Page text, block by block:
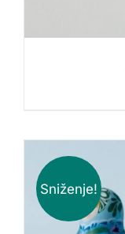
Sniženje!